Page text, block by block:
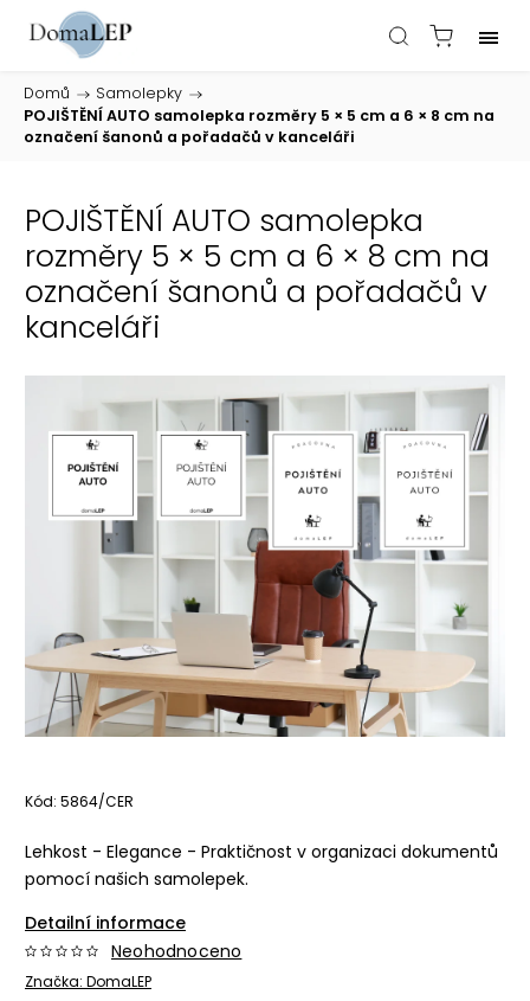
Domů / Samolepky /
POJIŠTĚNÍ AUTO samolepka rozměry 5 × 5 cm a 6 × 8 cm na
označení šanonů a pořadačů v kanceláři
POJIŠTĚNÍ AUTO samolepka
rozměry 5 × 5 cm a 6 × 8 cm na
označení šanonů a pořadačů v
kanceláři
Kód: 5864/CER
Lehkost - Elegance - Praktičnost v organizaci dokumentů
pomocí našich samolepek.
Detailní informace
Značka: DomaLEP
Neohodnoceno